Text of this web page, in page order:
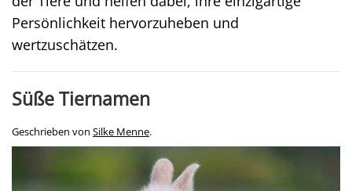
Persönlichkeit hervorzuheben und
wertzuschätzen.
Süße Tiernamen
Geschrieben von Silke Menne.